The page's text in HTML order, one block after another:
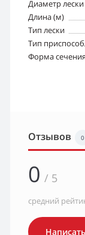
Диаметр лески
Длина (м)
Тип лески
Тип
Форма
Отзывов 0
0 / 5
средний